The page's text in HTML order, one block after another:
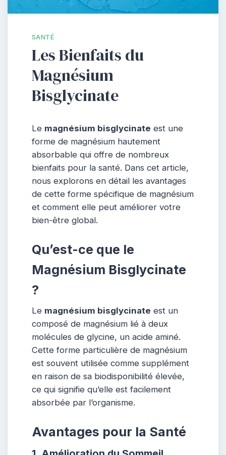
SANTÉ
Les Bienfaits du
Magnésium
Bisglycinate
Le magnésium bisglycinate est une
forme de magnésium hautement
absorbable qui offre de nombreux
bienfaits pour la santé. Dans cet article,
nous explorons en détail les avantages
de cette forme spécifique de magnésium
et comment elle peut améliorer votre
bien-être global.
Qu’est-ce que le
Magnésium Bisglycinate
?
Le magnésium bisglycinate est un
composé de magnésium lié à deux
molécules de glycine, un acide aminé.
Cette forme particulière de magnésium
est souvent utilisée comme supplément
en raison de sa biodisponibilité élevée,
ce qui signifie qu’elle est facilement
absorbée par l’organisme.
Avantages pour la Santé